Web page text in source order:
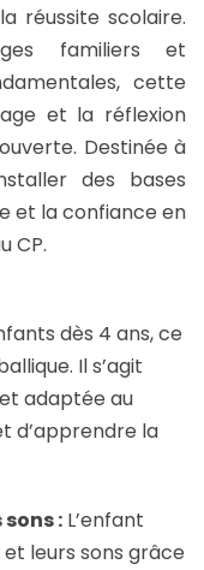
réussite scolaire.
familiers et
cette
et la réflexion
Destinée à
des bases
et la confiance en
CP.
dès 4 ans, ce
Il s’agit
adaptée au
d’apprendre la
: L’enfant
leurs sons grâce